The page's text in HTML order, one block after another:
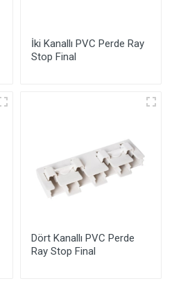
İki Kanallı PVC Perde Ray
Stop Final
Dört Kanallı PVC Perde
Ray Stop Final